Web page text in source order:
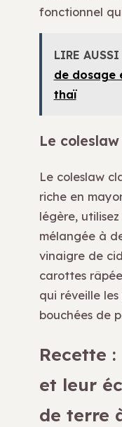
fonctionnel
LIRE AUSSI
de dosage
thaï
Le
Le coleslaw
riche en
légère,
mélangée à
vinaigre de
carottes
qui réveille
bouchées de
Recette
et leur
de terre